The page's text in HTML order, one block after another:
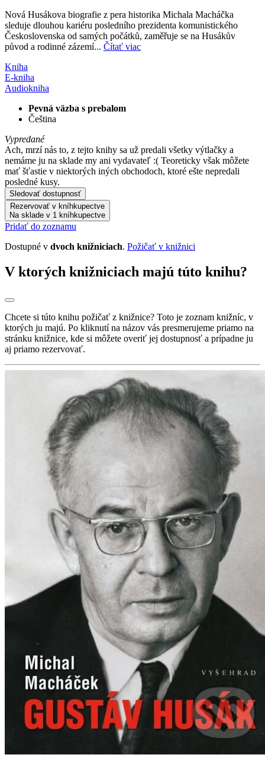
Nová Husákova biografie z pera historika Michala Macháčka
sleduje dlouhou kariéru posledního prezidenta komunistického
Československa od samých počátků, zaměřuje se na Husákův
původ a rodinné zázemí... Čítať viac
Kniha
E-kniha
Audiokniha
Pevná väzba s prebalom
Čeština
Vypredané
Ach, mrzí nás to, z tejto knihy sa už predali všetky výtlačky a
nemáme ju na sklade my ani vydavateľ :( Teoreticky však môžete
mať šťastie v niektorých iných obchodoch, ktoré ešte nepredali
posledné kusy.
Sledovať dostupnosť
Rezervovať v kníhkupectve
Na sklade v 1 kníhkupectve
Pridať do zoznamu
Dostupné v dvoch knižniciach. Požičať v knižnici
V ktorých knižniciach majú túto knihu?
Chcete si túto knihu požičať z knižnice? Toto je zoznam knižníc, v
ktorých ju majú. Po kliknutí na názov vás presmerujeme priamo na
stránku knižnice, kde si môžete overiť jej dostupnosť a prípadne ju
aj priamo rezervovať.